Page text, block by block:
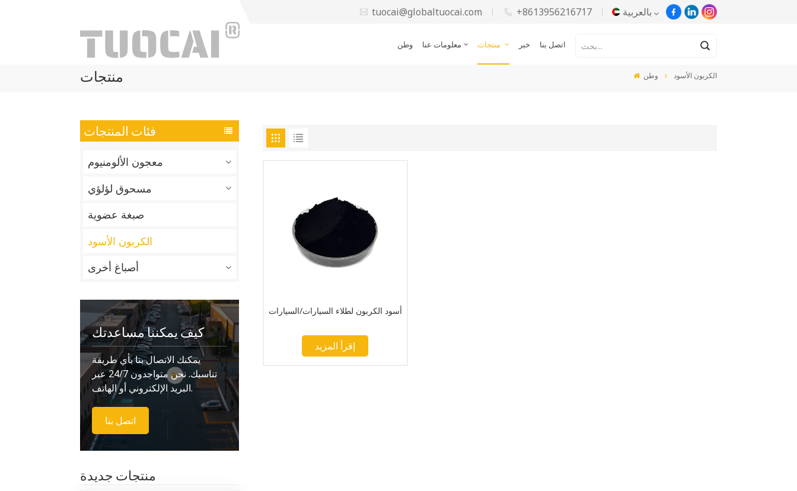
tuocai@globaltuocai.com +8613956216717 بالعربية
وطن معلومات عنا خبر اتصل بنا
منتجات وطن الكربون الأسود
فئات المنتجات
معجون الألومنيوم
مسحوق لؤلؤي
صبغة عضوية
الكربون الأسود
أصباغ أخرى
كيف يمكننا مساعدتك
يمكنك الاتصال بنا بأي طريقة
تناسبك. نحن متواجدون 24/7 عبر
البريد الإلكتروني أو الهاتف.
اتصل بنا
منتجات جديدة
أسود الكربون لطلاء السيارات/السيارات
إقرأ المزيد